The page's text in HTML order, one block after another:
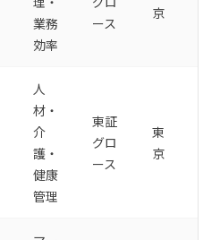
業務
効率
ース
京
人
材・
介
護・
健康
管理
東証
グロ
ース
東
京